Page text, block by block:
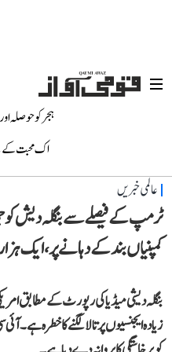
ہجر کو حوصلہ
اک محبت کے
عالمی خبریں
ٹرمپ کے فیصلے سے بنگلہ دیش کو
کمپنیاں بند کے دہانے پر، ایک
زیادہ ایجنسیوں پر تالا لگنے کا خطرہ ہے۔